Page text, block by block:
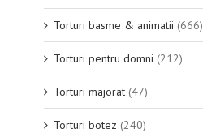
Torturi basme & animatii (666)
Torturi pentru domni (212)
Torturi majorat (47)
Torturi botez (240)